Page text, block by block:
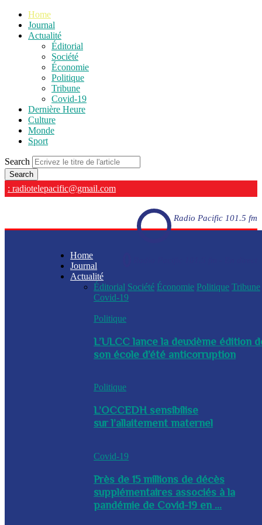
Home
Journal
Actualité
Éditorial
Société
Économie
Politique
Tribune
Covid-19
Dernière Heure
Culture
Monde
Sport
Search
: radiotelepacific@gmail.com
Radio Pacific 101.5 fm
Home
Journal
Actualité
Éditorial Société Économie Politique Tribune
Covid-19
Politique
L’ULCC lance la deuxième édition
son école d’été anticorruption
Politique
L’OCCEDH sensibilise
sur l’allaitement maternel
Covid-19
Près de 15 millions de décès
supplémentaires associés à la
pandémie de Covid-19 en ...